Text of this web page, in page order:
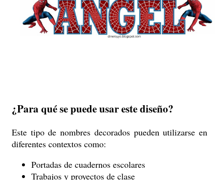
¿Para qué se puede usar este diseño?
Este tipo de nombres decorados pueden utilizarse en
diferentes contextos como:
Portadas de cuadernos escolares
Trabajos y proyectos de clase